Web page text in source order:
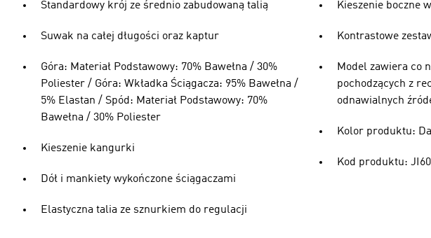
Standardowy krój ze średnio zabudowaną talią
Suwak na całej długości oraz kaptur
Góra: Materiał Podstawowy: 70% Bawełna / 30%
Poliester / Góra: Wkładka Ściągacza: 95% Bawełna /
5% Elastan / Spód: Materiał Podstawowy: 70%
Bawełna / 30% Poliester
Kieszenie kangurki
Dół i mankiety wykończone ściągaczami
Elastyczna talia ze sznurkiem do regulacji
Kieszenie boczne
Kontrastowe
Model zawiera co
pochodzących z
odnawialnych
Kolor produktu:
Kod produktu: